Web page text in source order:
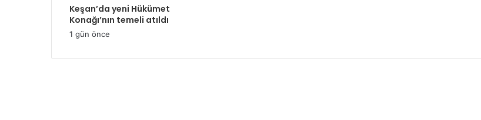
Keşan’da yeni Hükümet
Konağı’nın temeli atıldı
1 gün önce